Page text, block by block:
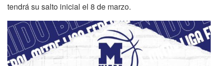
tendrá su salto inicial el 8 de marzo.